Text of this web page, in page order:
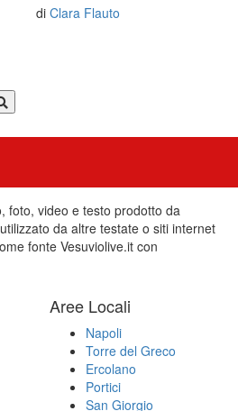
di Clara Flauto
foto, video e testo prodotto da
da altre testate o siti internet
fonte Vesuviolive.it con
Aree Locali
Napoli
Torre del Greco
Ercolano
Portici
San Giorgio